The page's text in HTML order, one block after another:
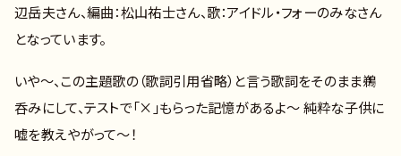
辺岳夫さん、編曲：松山祐士さん、歌：アイドル・フォーのみなさん
となっています。
いや～、この主題歌の（歌詞引用省略）と言う歌詞をそのまま鵜
呑みにして、テストで「×」もらった記憶があるよ～ 純粋な子供に
嘘を教えやがって～！